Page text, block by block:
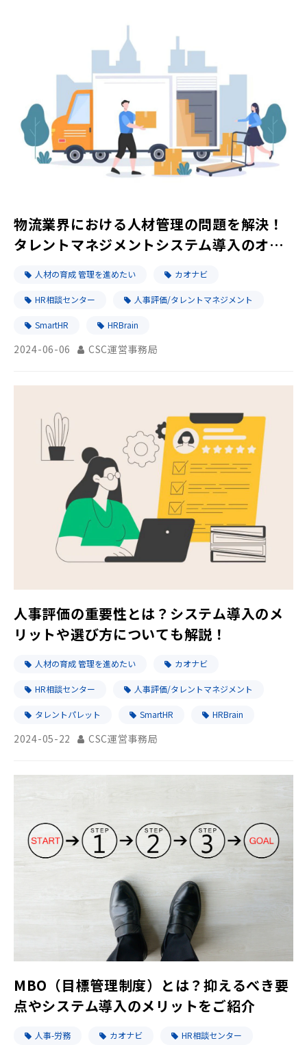
物流業界における人材管理の問題を解決！
タレントマネジメントシステム導入のオス
人材の育成 管理を進めたい カオナビ
HR相談センター 人事評価/タレントマネジメント
SmartHR HRBrain
2024-06-06 CSC運営事務局
人事評価の重要性とは？システム導入のメ
リットや選び方についても解説！
人材の育成 管理を進めたい カオナビ
HR相談センター 人事評価/タレントマネジメント
タレントパレット SmartHR HRBrain
2024-05-22 CSC運営事務局
MBO（目標管理制度）とは？抑えるべき要
点やシステム導入のメリットをご紹介
人事-労務 カオナビ HR相談センター